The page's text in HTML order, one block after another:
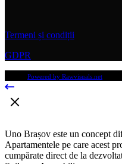
Termeni și condiții
GDPR
Powered by Rawvisuals.net
Uno Brașov este un concept
Apartamentele pe care acest
cumpărate direct de la